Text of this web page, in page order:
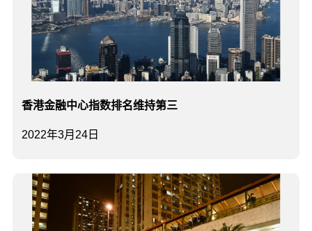
2022年3月24日
香港金融中心指数排名维持第三